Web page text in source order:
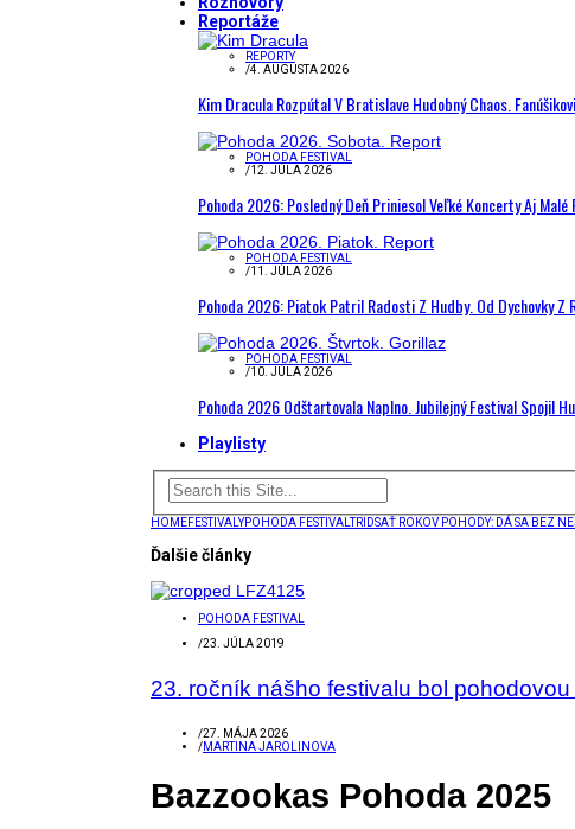
Reportáže
REPORTY
/4. AUGUSTA 2026
Kim Dracula Rozpútal V Bratislave Hudobný Chaos.
POHODA FESTIVAL
/12. JÚLA 2026
Pohoda 2026: Posledný Deň Priniesol Veľké Koncerty Aj Malé
POHODA FESTIVAL
/11. JÚLA 2026
Pohoda 2026: Piatok Patril Radosti Z Hudby. Od Dychovky Z
POHODA FESTIVAL
/10. JÚLA 2026
Pohoda 2026 Odštartovala Naplno. Jubilejný Festival Spojil
Playlisty
HOMEFESTIVALYPOHODA FESTIVALTRIDSAŤ ROKOV POHODY: DÁ SA BEZ
Ďalšie články
POHODA FESTIVAL
/23. JÚLA 2019
23. ročník nášho festivalu bol
/27. MÁJA 2026
/MARTINA JAROLINOVA
Bazzookas Pohoda 2025